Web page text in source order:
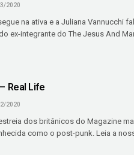
2020
na ativa e a Juliana Vannucchi
ex-integrante do The Jesus And
Real Life
2020
dos britânicos do Magazine
como o post-punk. Leia a